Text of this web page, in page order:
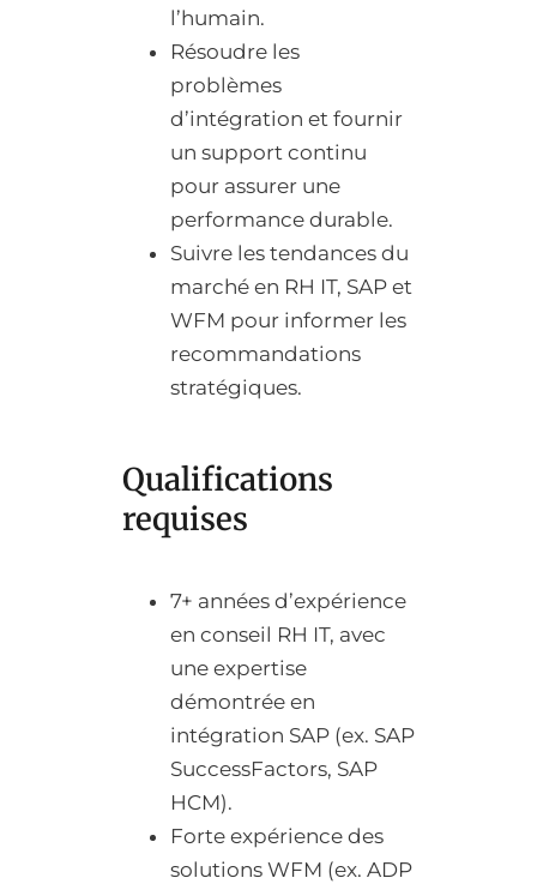
l’humain.
Résoudre les
problèmes
d’intégration et fournir
un support continu
pour assurer une
performance durable.
Suivre les tendances du
marché en RH IT, SAP et
WFM pour informer les
recommandations
stratégiques.
Qualifications
requises
7+ années d’expérience
en conseil RH IT, avec
une expertise
démontrée en
intégration SAP (ex. SAP
SuccessFactors, SAP
HCM).
Forte expérience des
solutions WFM (ex. ADP